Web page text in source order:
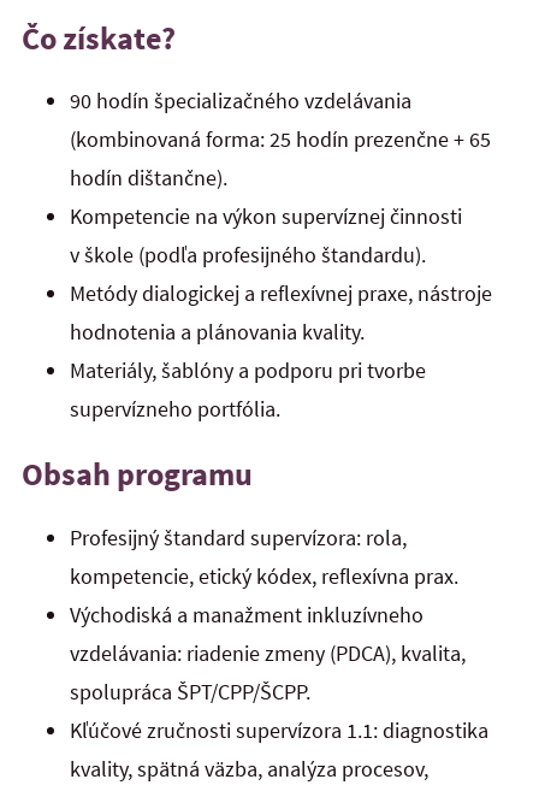
Čo získate?
90 hodín špecializačného vzdelávania
(kombinovaná forma: 25 hodín prezenčne + 65
hodín dištančne).
Kompetencie na výkon supervíznej činnosti
v škole (podľa profesijného štandardu).
Metódy dialogickej a reflexívnej praxe, nástroje
hodnotenia a plánovania kvality.
Materiály, šablóny a podporu pri tvorbe
supervízneho portfólia.
Obsah programu
Profesijný štandard supervízora: rola,
kompetencie, etický kódex, reflexívna prax.
Východiská a manažment inkluzívneho
vzdelávania: riadenie zmeny (PDCA), kvalita,
spolupráca ŠPT/CPP/ŠCPP.
Kľúčové zručnosti supervízora 1.1: diagnostika
kvality, spätná väzba, analýza procesov,